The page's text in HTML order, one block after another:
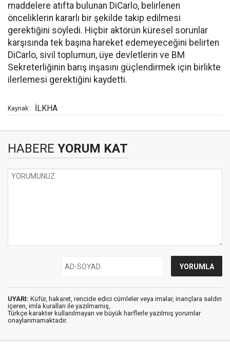
maddelere atıfta bulunan DiCarlo, belirlenen
önceliklerin kararlı bir şekilde takip edilmesi
gerektiğini söyledi. Hiçbir aktörün küresel sorunlar
karşısında tek başına hareket edemeyeceğini belirten
DiCarlo, sivil toplumun, üye devletlerin ve BM
Sekreterliğinin barış inşasını güçlendirmek için birlikte
ilerlemesi gerektiğini kaydetti.
Kaynak: İLKHA
HABERE YORUM KAT
UYARI: Küfür, hakaret, rencide edici cümleler veya imalar, inançlara saldırı
içeren, imla kuralları ile yazılmamış,
Türkçe karakter kullanılmayan ve büyük harflerle yazılmış yorumlar
onaylanmamaktadır.